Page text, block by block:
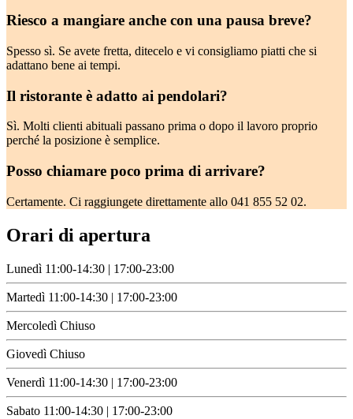
Riesco a mangiare anche con una pausa breve?
Spesso sì. Se avete fretta, ditecelo e vi consigliamo piatti che si
adattano bene ai tempi.
Il ristorante è adatto ai pendolari?
Sì. Molti clienti abituali passano prima o dopo il lavoro proprio
perché la posizione è semplice.
Posso chiamare poco prima di arrivare?
Certamente. Ci raggiungete direttamente allo 041 855 52 02.
Orari di apertura
Lunedì 11:00-14:30 | 17:00-23:00
Martedì 11:00-14:30 | 17:00-23:00
Mercoledì Chiuso
Giovedì Chiuso
Venerdì 11:00-14:30 | 17:00-23:00
Sabato 11:00-14:30 | 17:00-23:00